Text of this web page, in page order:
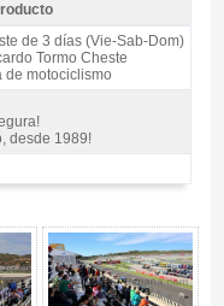
Valencia 2026 - Características
de 3 días (Vie-Sab-Dom)
Tormo Cheste
de motociclismo
desde 1989!